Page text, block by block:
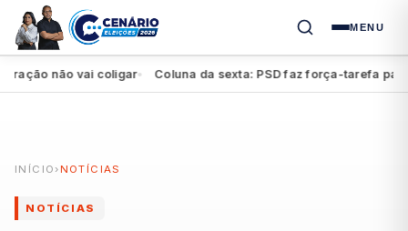
MENU
não vai coligar● Coluna da sexta: PSD faz força-tarefa para
INÍCIO › NOTÍCIAS
NOTÍCIAS